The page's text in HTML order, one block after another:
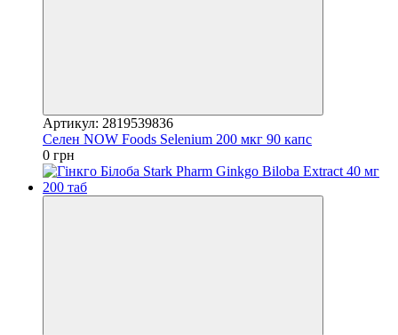
Артикул: 2819539836
Селен NOW Foods Selenium 200 мкг 90 капс
0 грн